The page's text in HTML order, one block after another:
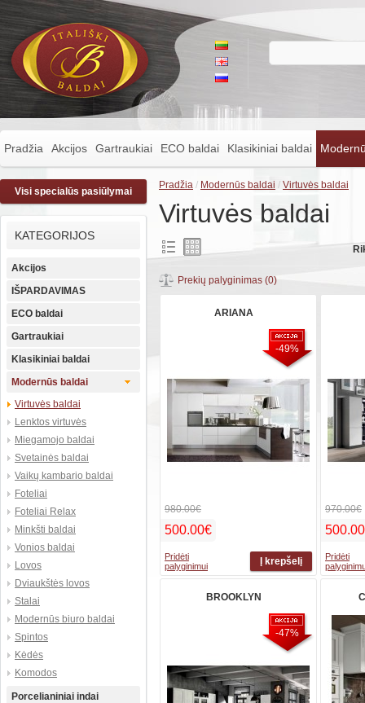
Pradžia Akcijos Gartraukiai ECO baldai Klasikiniai baldai
Visi specialūs pasiūlymai
KATEGORIJOS
Akcijos
IŠPARDAVIMAS
ECO baldai
Gartraukiai
Klasikiniai baldai
Modernūs baldai
Virtuvės baldai
Lenktos virtuvės
Miegamojo baldai
Svetainės baldai
Vaikų kambario baldai
Foteliai
Foteliai Relax
Minkšti baldai
Vonios baldai
Lovos
Dviaukštės lovos
Stalai
Modernūs biuro baldai
Spintos
Kėdės
Komodos
Porcelianiniai indai
Pradžia / Modernūs baldai / Virtuvės baldai
Virtuvės baldai
Prekių palyginimas (0)
ARIANA
-49%
980.00€
500.00€
Pridėti
palyginimui
970.00€
Pridėti
BROOKLYN
-47%